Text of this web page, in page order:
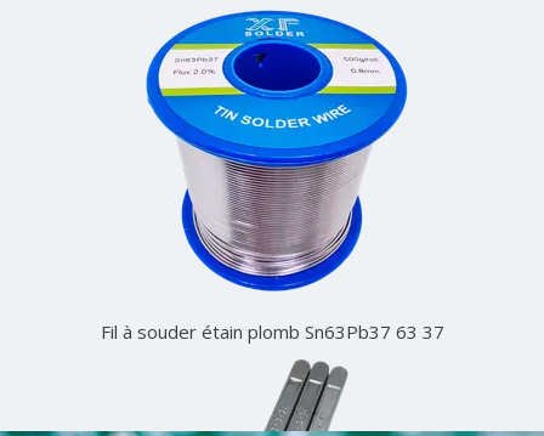
Fil à souder étain plomb Sn63Pb37 63 37